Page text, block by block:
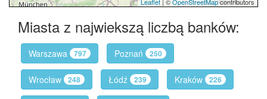
Miasta z najwiekszą liczbą banków:
Warszawa 797 Poznań 250
Wrocław 248 Łódź 239 Kraków 226